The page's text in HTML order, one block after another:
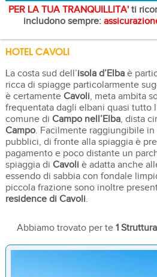
PER LA TUA TRANQUILLITA'ti
includono sempre:
HOTEL CAVOLI
La costa sud dell’isola d’Elbaè
ricca di spiagge particolarmente
è certamente Cavoli, meta ambita
frequentata dagli elbani quasi tutto
comune di Campo nell’Elba, dista
Campo. Facilmente raggiungibile
pubblici, di fronte alla spiaggia è
pagamento e poco distante un
spiaggia di Cavoli è adatta anche
essendo di sabbia con fondale
piccola frazione sono inoltre
residence di Cavoli.
Abbiamo trovato per te1 Struttura